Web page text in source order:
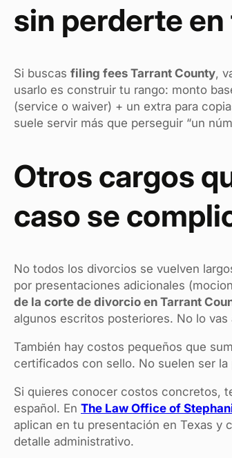
sin perderte
Si buscas filing fees Tarrant County,
usarlo es construir tu rango: monto
(service o waiver) + un extra para
suele servir más que perseguir “un
Otros cargos
caso se
No todos los divorcios se vuelven
por presentaciones adicionales
de la corte de divorcio en Tarrant
algunos escritos posteriores. No lo vas
También hay costos pequeños que
certificados con sello. No suelen ser
Si quieres conocer costos concretos,
español. En The Law Office of
aplican en tu presentación en Texas y
detalle administrativo.